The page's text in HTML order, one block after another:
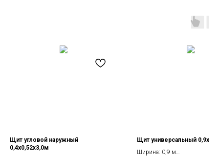
Щит угловой наружный
0,4х0,52х3,0м
Щит универсальный
Ширина: 0,9 м